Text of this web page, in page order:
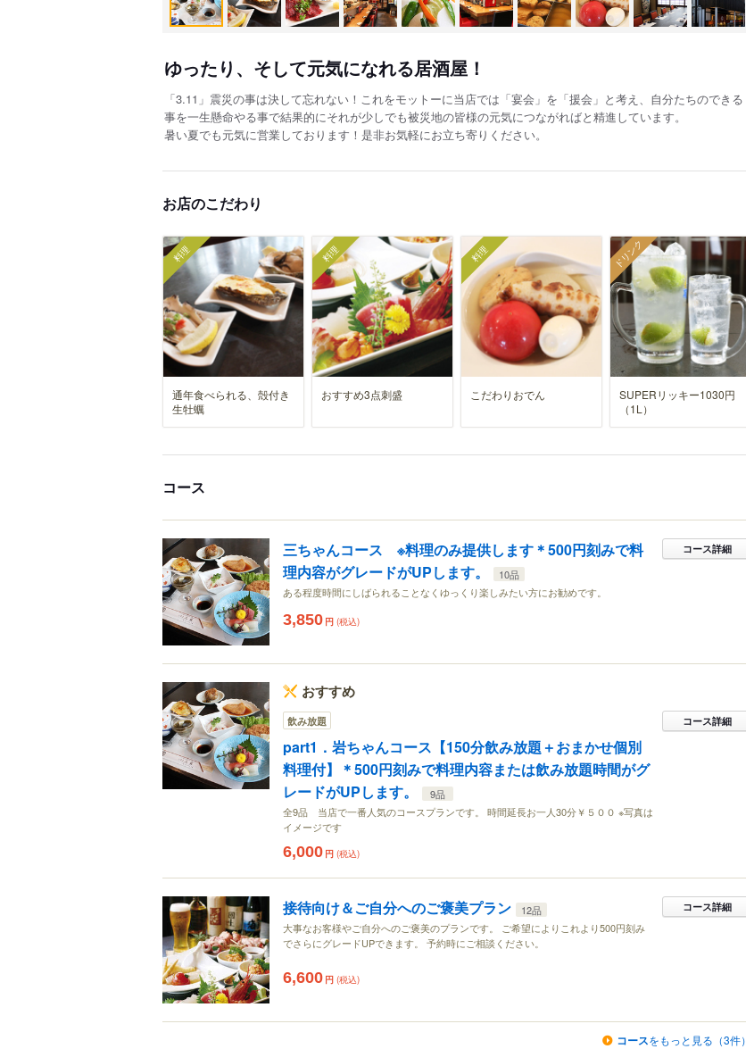
ゆったり、そして元気になれる居酒屋！
「3.11」震災の事は決して忘れない！これをモットーに当店では「宴会」を「援会」と考え、自分たちのできる
事を一生懸命やる事で結果的にそれが少しでも被災地の皆様の元気につながればと精進しています。
暑い夏でも元気に営業しております！是非お気軽にお立ち寄りください。
お店のこだわり
料理
通年食べられる、殻付き
生牡蠣
料理
おすすめ3点刺盛
料理
こだわりおでん
ドリンク
SUPERリッキー1030円
（1L）
コース
三ちゃんコース ※料理のみ提供します＊500円刻みで料
理内容がグレードがUPします。
10品
ある程度時間にしばられることなくゆっくり楽しみたい方にお勧めです。
コース詳細
3,850 円 (税込)
おすすめ
飲み放題
part1．岩ちゃんコース【150分飲み放題＋おまかせ個別
料理付】＊500円刻みで料理内容または飲み放題時間がグ
レードがUPします。
9品
全9品 当店で一番人気のコースプランです。 時間延長お一人30分￥５００ ※写真は
イメージです
コース詳細
6,000 円 (税込)
接待向け＆ご自分へのご褒美プラン
12品
大事なお客様やご自分へのご褒美のプランです。 ご希望によりこれより500円刻み
でさらにグレードUPできます。 予約時にご相談ください。
コース詳細
6,600 円 (税込)
コースをもっと見る（3件）